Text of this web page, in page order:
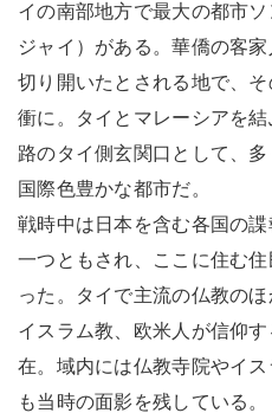
イの南部地方で最大の都市
ジャイ）がある。華僑の客
切り開いたとされる地で、
衝に。タイとマレーシアを
路のタイ側玄関口として、
国際色豊かな都市だ。
戦時中は日本を含む各国の
一つともされ、ここに住む
った。タイで主流の仏教の
イスラム教、欧米人が信仰
在。域内には仏教寺院やイ
も当時の面影を残している。